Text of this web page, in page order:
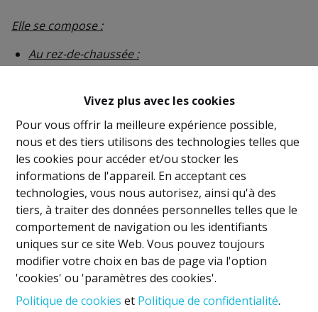
Vivez plus avec les cookies
Pour vous offrir la meilleure expérience possible,
nous et des tiers utilisons des technologies telles que
les cookies pour accéder et/ou stocker les
informations de l'appareil. En acceptant ces
technologies, vous nous autorisez, ainsi qu'à des
tiers, à traiter des données personnelles telles que le
comportement de navigation ou les identifiants
uniques sur ce site Web. Vous pouvez toujours
modifier votre choix en bas de page via l'option
'cookies' ou 'paramètres des cookies'.
Politique de cookies et Politique de confidentialité.
Elle se compose :
Au rez-de-chaussée :
et très lumineux séjour de +/-34m² bénéficiant de
grandes baies vitrées offrant une agréable vue
dégagée et SANS VIS-A-VIS sur un MAGNIFIQUE
JARDIN de +/-350m² (uniquement à l'arrière),
agrémenté d'un splendide cerisier apportant charme et
intimité à l'ensemble. Une cuisine bien équipée ouverte
sur un bel espace à déjeuner et avec accès direct à un
grand garage de +/-22m², lui-même relié au jardin.
À l'extérieur, en plus du jardin, vous profiterez d'un
agréable espace détente avec plusieurs bancs ainsi que
de deux cabanes de jardin, idéales pour le rangement
du matériel ou d'outillage et les amateurs de jardinage.
À l'avant, la maison vous accueil avec un jardin et une